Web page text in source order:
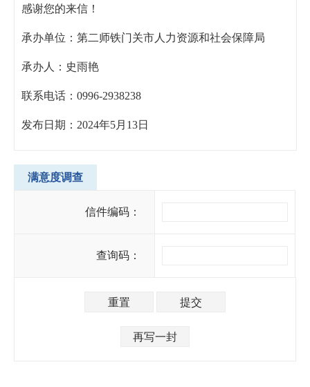
感谢您的来信！
承办单位：第二师铁门关市人力资源和社会保障局
承办人：史雨艳
联系电话：0996-2938238
发布日期：2024年5月13日
满意度调查
信件编码：
查询码：